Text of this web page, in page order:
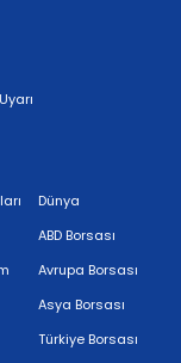
Dünya
ABD Borsası
Avrupa Borsası
Asya Borsası
Türkiye Borsası